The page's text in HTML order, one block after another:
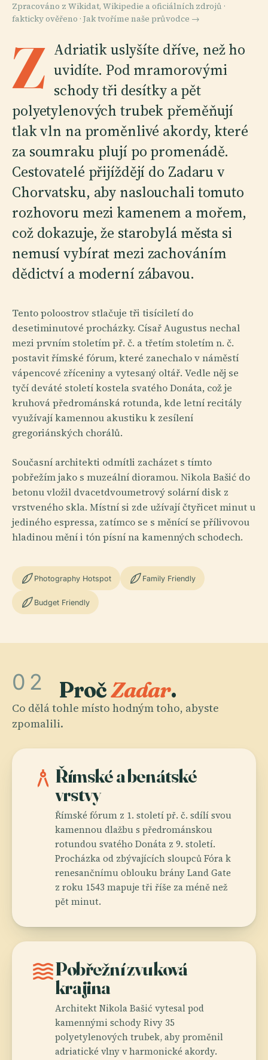
Zpracováno z Wikidat, Wikipedie a oficiálních zdrojů ·
fakticky ověřeno · Jak tvoříme naše průvodce →
Z Adriatik uslyšíte dříve, než ho
uvidíte. Pod mramorovými
schody tři desítky a pět
polyetylenových trubek přeměňují
tlak vln na proměnlivé akordy, které
za soumraku plují po promenádě.
Cestovatelé přijíždějí do Zadaru v
Chorvatsku, aby naslouchali tomuto
rozhovoru mezi kamenem a mořem,
což dokazuje, že starobylá města si
nemusí vybírat mezi zachováním
dědictví a moderní zábavou.
Tento poloostrov stlačuje tři tisíciletí do
desetiminutové procházky. Císař Augustus nechal
mezi prvním stoletím př. č. a třetím stoletím n. č.
postavit římské fórum, které zanechalo v náměstí
vápencové zříceniny a vytesaný oltář. Vedle něj se
tyčí deváté století kostela svatého Donáta, což je
kruhová předrománská rotunda, kde letní recitály
využívají kamennou akustiku k zesílení
gregoriánských chorálů.
Současní architekti odmítli zacházet s tímto
pobřežím jako s muzeální dioramou. Nikola Bašić do
betonu vložil dvacetdvoumetrový solární disk z
vrstveného skla. Místní si zde užívají čtyřicet minut u
jediného espressa, zatímco se s měnící se přílivovou
hladinou mění i tón písní na kamenných schodech.
Photography Hotspot Family Friendly
Budget Friendly
02 PročZadar.
Co dělá tohle místo hodným toho, abyste
zpomalili.
architecture Římské a benátské
vrstvy
Římské fórum z 1. století př. č. sdílí svou
kamennou dlažbu s předrománskou
rotundou svatého Donáta z 9. století.
Procházka od zbývajících sloupců Fóra k
renesančnímu oblouku brány Land Gate
z roku 1543 mapuje tři říše za méně než
pět minut.
wavesPobřežní zvuková
krajina
Architekt Nikola Bašić vytesal pod
kamennými schody Rivy 35
polyetylenových trubek, aby proměnil
adriatické vlny v harmonické akordy.